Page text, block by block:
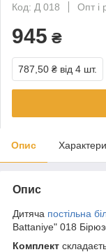
Код: Д 018
Опт і
945 ₴
787,50 ₴ від 4 шт.
Опис
Опис
Дитяча постільна
Battaniye" 018
Комплект